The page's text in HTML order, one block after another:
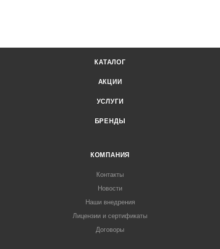
КАТАЛОГ
АКЦИИ
УСЛУГИ
БРЕНДЫ
КОМПАНИЯ
Контакты
Новости
Наши внедрения
Лицензии и сертификаты
Договоры